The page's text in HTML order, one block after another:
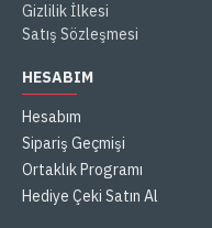
Gizlilik İlkesi
Satış Sözleşmesi
HESABIM
Hesabım
Sipariş Geçmişi
Ortaklık Programı
Hediye Çeki Satın Al